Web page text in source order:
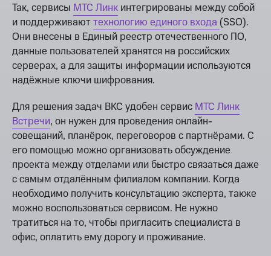
Так, сервисы МТС Линк интегрированы между собой
и поддерживаюттехнологию единого входа (SSO).
Они внесены в Единый реестр отечественного ПО,
данные пользователей хранятся на российских
серверах, а для защиты информации используются
надёжные ключи шифрования.
Для решения задач ВКС удобен сервис МТС Линк
Встречи, он нужен для проведения онлайн-
совещаний, планёрок, переговоров с партнёрами. С
его помощью можно организовать обсуждение
проекта между отделами или быстро связаться даже
с самым отдалённым филиалом компании. Когда
необходимо получить консультацию эксперта, также
можно воспользоваться сервисом. Не нужно
тратиться на то, чтобы пригласить специалиста в
офис, оплатить ему дорогу и проживание.